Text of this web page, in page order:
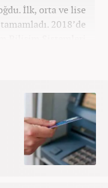
İlk, orta ve lise
2018’de
Bilişim Sistemleri
‘SEO Editörü’